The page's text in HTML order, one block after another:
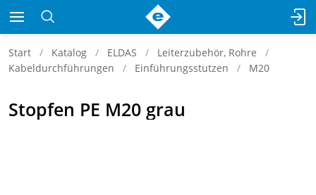
Start Katalog ELDAS
Leiterzubehör, Rohre
Kabeldurchführungen
Einführungsstutzen M20
Stopfen PE M20 grau